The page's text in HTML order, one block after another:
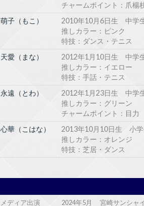
チャームポイント：爪楊
萌子（もこ）
2010年10月6日生 中学
推しカラー：ピンク
特技：ダンス・テニス
天愛（まな）
2012年1月10日生 中学
推しカラー：イエロー
特技：手話・テニス
永遠（とわ）
2012年1月23日生 中学
推しカラー：グリーン
チャームポイント：目力
心華（こはな）
2013年10月10日生 小学
推しカラー：オレンジ
特技：芝居・ダンス
メディア出演
2024年5月 宮崎サンシャ